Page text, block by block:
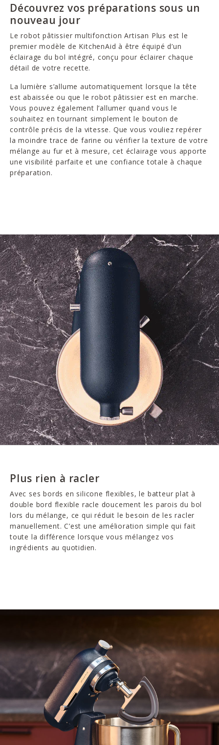
Découvrez vos préparations sous un
nouveau jour
Le robot pâtissier multifonction Artisan Plus est le
premier modèle de KitchenAid à être équipé d’un
éclairage du bol intégré, conçu pour éclairer chaque
détail de votre recette.
La lumière s’allume automatiquement lorsque la tête
est abaissée ou que le robot pâtissier est en marche.
Vous pouvez également l’allumer quand vous le
souhaitez en tournant simplement le bouton de
contrôle précis de la vitesse. Que vous vouliez repérer
la moindre trace de farine ou vérifier la texture de votre
mélange au fur et à mesure, cet éclairage vous apporte
une visibilité parfaite et une confiance totale à chaque
préparation.
Plus rien à racler
Avec ses bords en silicone flexibles, le batteur plat à
double bord flexible racle doucement les parois du bol
lors du mélange, ce qui réduit le besoin de les racler
manuellement. C’est une amélioration simple qui fait
toute la différence lorsque vous mélangez vos
ingrédients au quotidien.